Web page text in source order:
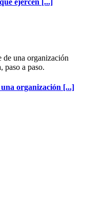
organización [...]